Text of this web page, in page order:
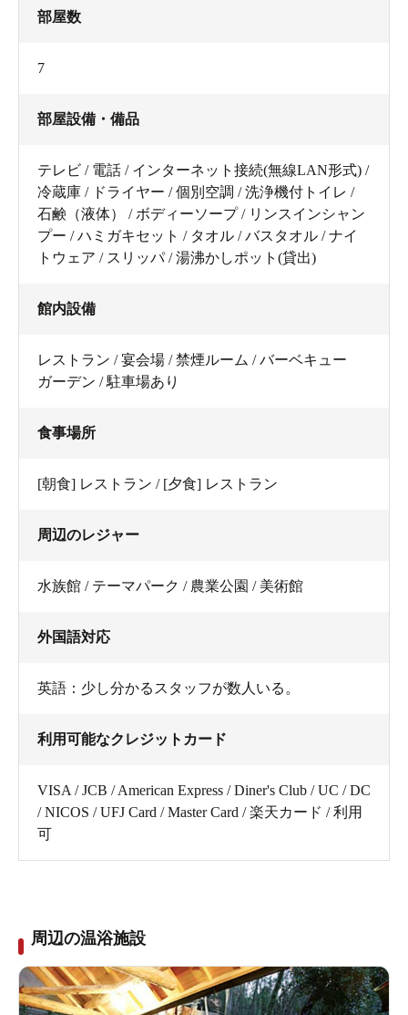
部屋数
7
部屋設備・備品
テレビ / 電話 / インターネット接続(無線LAN形式) /
冷蔵庫 / ドライヤー / 個別空調 / 洗浄機付トイレ /
石鹸（液体） / ボディーソープ / リンスインシャン
プー / ハミガキセット / タオル / バスタオル / ナイ
トウェア / スリッパ / 湯沸かしポット(貸出)
館内設備
レストラン / 宴会場 / 禁煙ルーム / バーベキュー
ガーデン / 駐車場あり
食事場所
[朝食] レストラン / [夕食] レストラン
周辺のレジャー
水族館 / テーマパーク / 農業公園 / 美術館
外国語対応
英語：少し分かるスタッフが数人いる。
利用可能なクレジットカード
VISA / JCB / American Express / Diner's Club / UC / DC
/ NICOS / UFJ Card / Master Card / 楽天カード / 利用
可
周辺の温浴施設